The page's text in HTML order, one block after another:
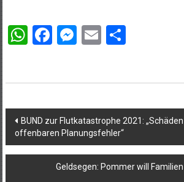
WhatsApp
Facebook
Messenger
Email
Beitragsnavigation
BUND zur Flutkatastrophe 2021:
offenbaren Planungsfehler“
Geldsegen: Pommer will